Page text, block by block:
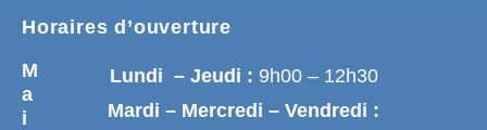
M
a
i
Horaires d’ouverture
Lundi – Jeudi : 9h00 – 12h30
Mardi – Mercredi – Vendredi :